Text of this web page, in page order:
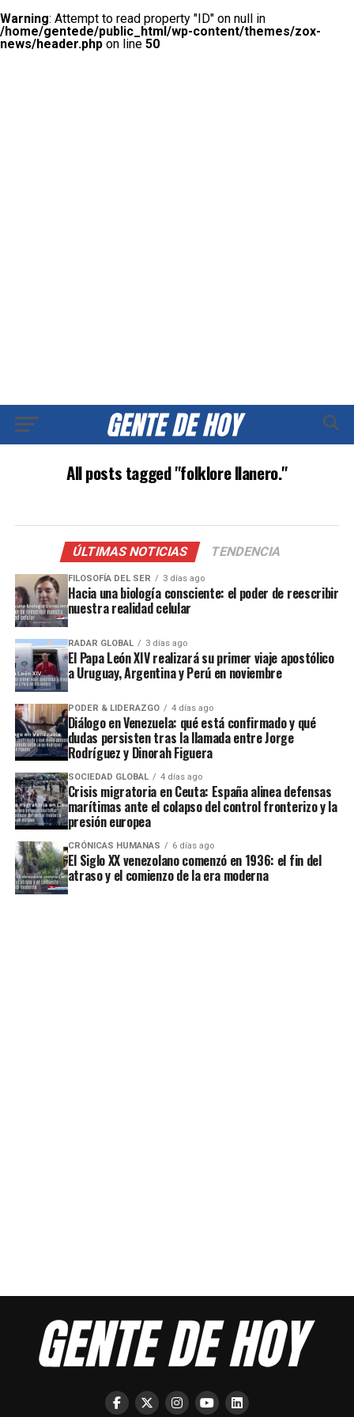
Warning: Attempt to read property "ID" on null in
/home/gentede/public_html/wp-content/themes/zox-
news/header.php on line 50
All posts tagged "folklore llanero."
ÚLTIMAS NOTICIAS TENDENCIA
FILOSOFÍA DEL SER 3 días ago
Hacia una biología consciente: el poder de reescribir
nuestra realidad celular
RADAR GLOBAL 3 días ago
El Papa León XIV realizará su primer viaje apostólico
a Uruguay, Argentina y Perú en noviembre
PODER & LIDERAZGO 4 días ago
Diálogo en Venezuela: qué está confirmado y qué
dudas persisten tras la llamada entre Jorge
Rodríguez y Dinorah Figuera
SOCIEDAD GLOBAL 4 días ago
Crisis migratoria en Ceuta: España alinea defensas
marítimas ante el colapso del control fronterizo y la
presión europea
CRÓNICAS HUMANAS 6 días ago
El Siglo XX venezolano comenzó en 1936: el fin del
atraso y el comienzo de la era moderna